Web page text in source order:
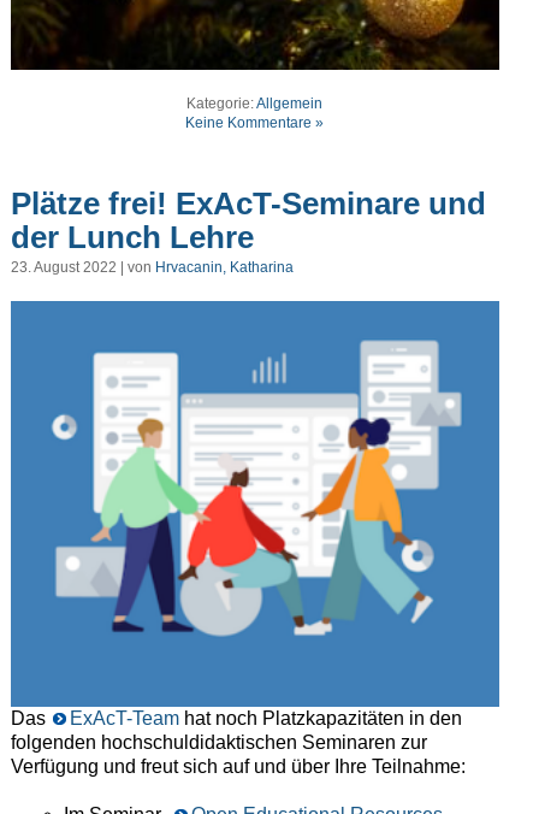
Kategorie:Allgemein
Keine Kommentare »
Plätze frei! ExAcT-Seminare und
der Lunch Lehre
23. August 2022 | von Hrvacanin, Katharina
Das ExAcT-Teamhat noch Platzkapazitäten in den
folgenden hochschuldidaktischen Seminaren zur
Verfügung und freut sich auf und über Ihre Teilnahme: